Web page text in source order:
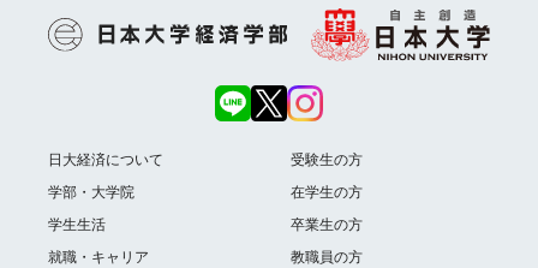
日大経済について
学部・大学院
学生生活
就職・キャリア
受験生の方
在学生の方
卒業生の方
教職員の方